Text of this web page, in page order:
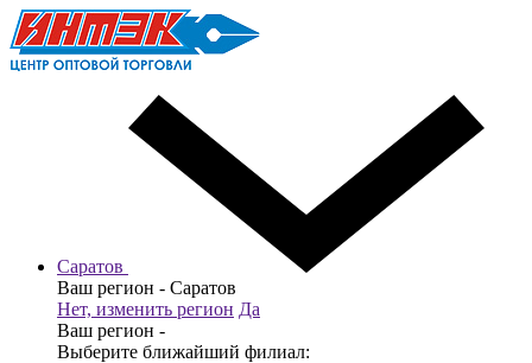
Саратов
Ваш регион - Саратов
Нет, изменить регион Да
Ваш регион -
Выберите ближайший филиал: